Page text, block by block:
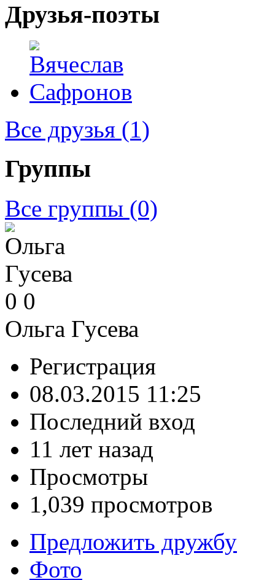
Друзья-поэты
Все друзья (1)
Группы
Все группы (0)
0 0
Ольга Гусева
Регистрация
08.03.2015 11:25
Последний вход
11 лет назад
Просмотры
1,039 просмотров
Предложить дружбу
Фото